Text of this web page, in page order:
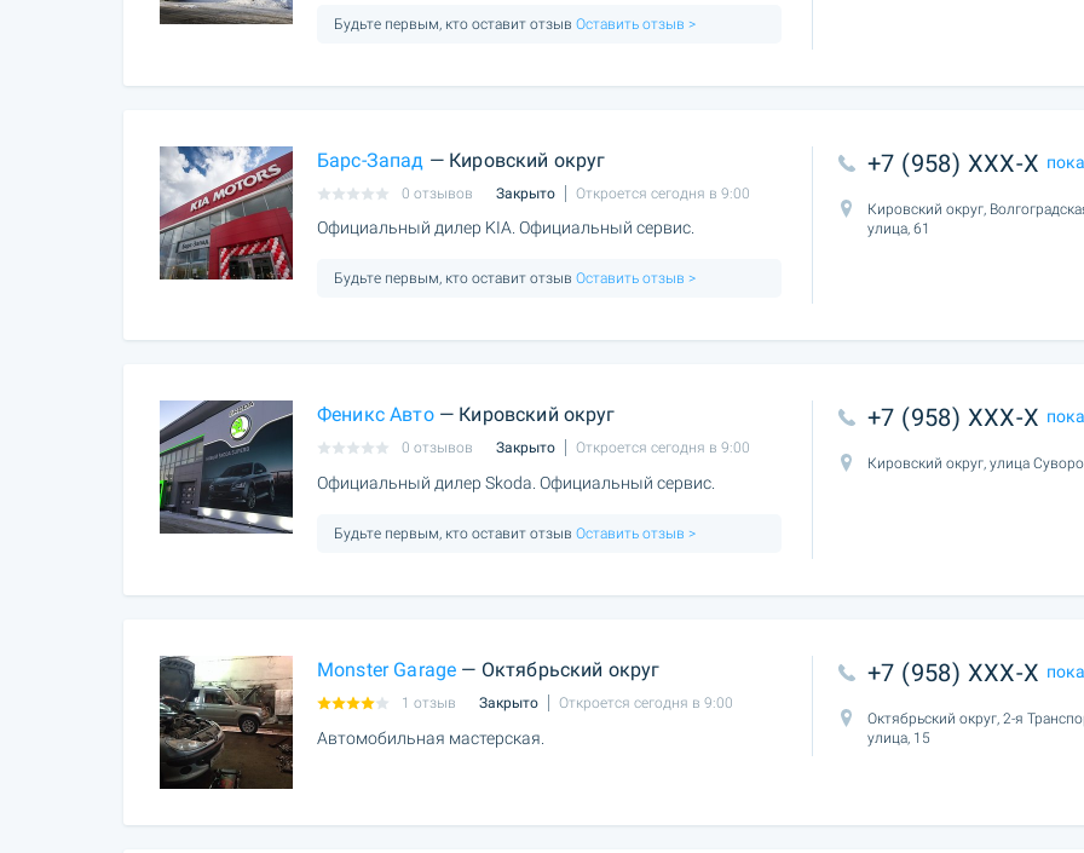
Будьте первым, кто оставит отзыв Оставить отзыв >
Барс-Запад — Кировский округ
0 отзывов Закрыто Откроется сегодня в 9:00
Официальный дилер KIA. Официальный сервис.
Будьте первым, кто оставит отзыв Оставить отзыв >
+7 (958) XXX-X
Кировский округ,
улица, 61
Феникс Авто— Кировский округ
0 отзывов Закрыто Откроется сегодня в 9:00
Официальный дилер Skoda. Официальный сервис.
Будьте первым, кто оставит отзыв Оставить отзыв >
+7 (958) XXX-X
Кировский округ, улица
Monster Garage — Октябрьский округ
1 отзыв Закрыто Откроется сегодня в 9:00
Автомобильная мастерская.
+7 (958) XXX-X
Октябрьский округ, 2-я
улица, 15